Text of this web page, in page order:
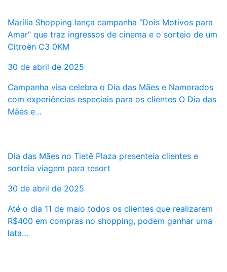
Marília Shopping lança campanha “Dois Motivos para
Amar” que traz ingressos de cinema e o sorteio de um
Citroën C3 0KM
30 de abril de 2025
Campanha visa celebra o Dia das Mães e Namorados
com experiências especiais para os clientes O Dia das
Mães e…
Dia das Mães no Tietê Plaza presenteia clientes e
sorteia viagem para resort
30 de abril de 2025
Até o dia 11 de maio todos os clientes que realizarem
R$400 em compras no shopping, podem ganhar uma
lata…